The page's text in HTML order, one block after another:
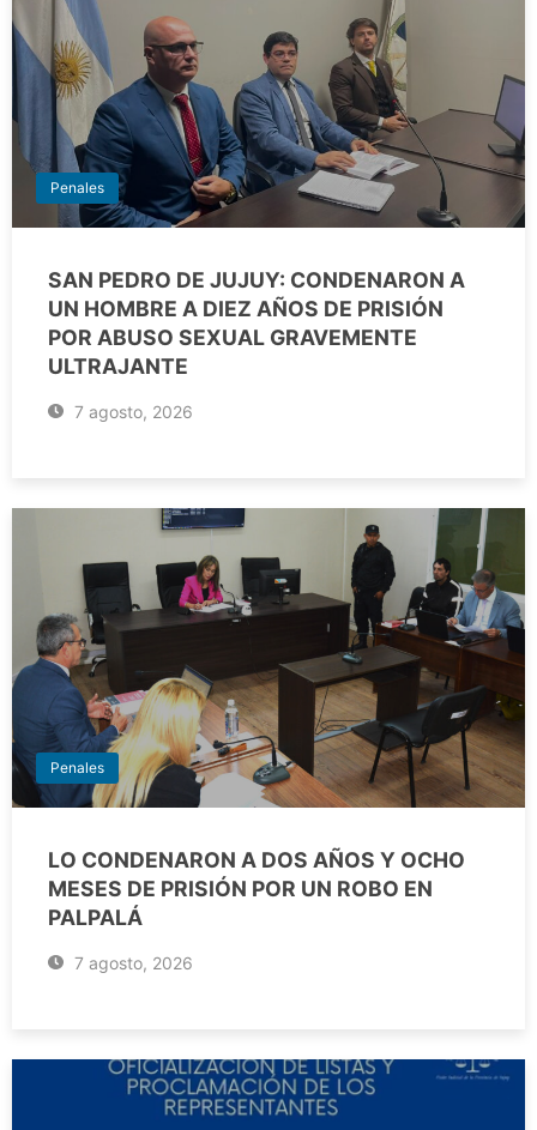
Penales
SAN PEDRO DE JUJUY: CONDENARON A
UN HOMBRE A DIEZ AÑOS DE PRISIÓN
POR ABUSO SEXUAL GRAVEMENTE
ULTRAJANTE
7 agosto, 2026
Penales
LO CONDENARON A DOS AÑOS Y OCHO
MESES DE PRISIÓN POR UN ROBO EN
PALPALÁ
7 agosto, 2026